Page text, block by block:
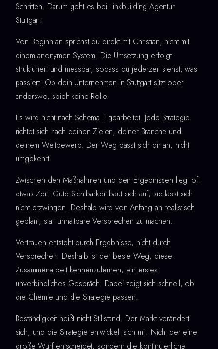
Schritten. Darum geht es bei Linkbuilding Agentur
Stuttgart.
Von Beginn an sprichst du direkt mit Christian, nicht mit
einem anonymen System. Die Umsetzung erfolgt
strukturiert und messbar, sodass du jederzeit siehst, was
passiert. Ob dein Unternehmen in Stuttgart sitzt oder
anderswo, spielt keine Rolle.
Es wird nicht nach Schema F gearbeitet. Jede Strategie
richtet sich nach deinen Zielen, deiner Branche und
deinem Wettbewerb. Der Weg passt sich dir an, nicht
umgekehrt.
Zwischen den Maßnahmen und den Ergebnissen liegt oft
etwas Zeit. Gute Sichtbarkeit baut sich auf, sie lässt sich
nicht erzwingen. Deshalb wird von Anfang an realistisch
geplant, statt unhaltbare Versprechen zu machen.
Vertrauen entsteht durch Ergebnisse, nicht durch
Versprechen. Deshalb ist der beste Weg, diese
Zusammenarbeit kennenzulernen, ein erstes
unverbindliches Gespräch. Dabei zeigt sich schnell, ob
die Chemie und die Strategie passen.
Beständigkeit heißt nicht Stillstand. Der Markt verändert
sich, und die Strategie entwickelt sich mit. Nicht der eine
große Wurf entscheidet, sondern die kontinuierliche